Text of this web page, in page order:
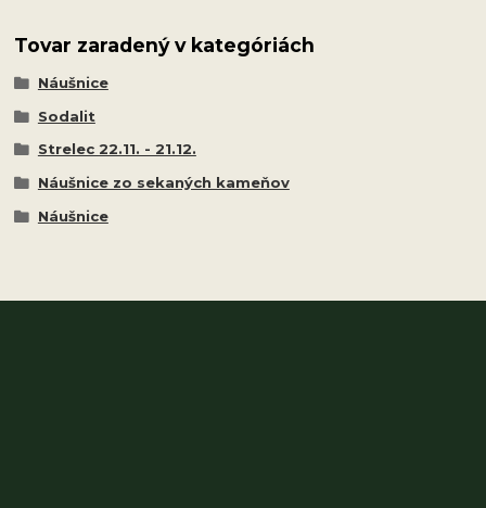
Tovar zaradený v kategóriách
Náušnice
Sodalit
Strelec 22.11. - 21.12.
Náušnice zo sekaných kameňov
Náušnice